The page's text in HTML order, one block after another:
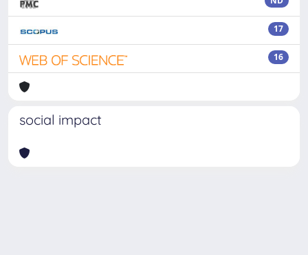
17
16
social impact